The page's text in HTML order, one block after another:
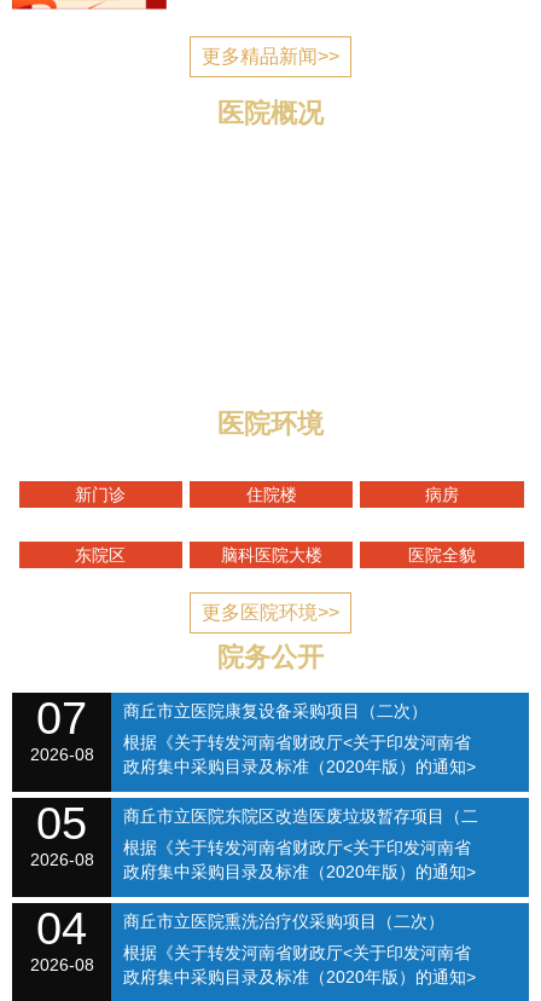
更多精品新闻>>
医院概况
医院环境
新门诊 住院楼 病房
东院区 脑科医院大楼 医院全貌
更多医院环境>>
院务公开
07
2026-08
商丘市立医院康复设备采购项目（二次）
SQSLYY2026-074
根据《关于转发河南省财政厅<关于印发河南省
政府集中采购目录及标准（2020年版）的通知>
的通知》（商财购〔2020〕1号）和《商丘市立
医院关于修订招标采购流程的通知》（商立院字
【2021】...
05
2026-08
商丘市立医院东院区改造医废垃圾暂存项目（二
次）（SQSLYY2026-075）
根据《关于转发河南省财政厅<关于印发河南省
政府集中采购目录及标准（2020年版）的通知>
的通知》（商财购〔2020〕1号）和《商丘市立
医院关于修订招标采购流程的通知》（商立院字
【2021】...
04
2026-08
商丘市立医院熏洗治疗仪采购项目（二次）
（SQSLYY2026-076）
根据《关于转发河南省财政厅<关于印发河南省
政府集中采购目录及标准（2020年版）的通知>